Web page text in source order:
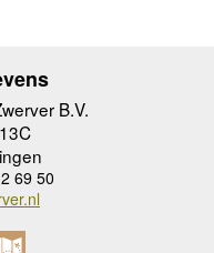
B.V.
69 50